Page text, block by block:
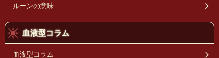
ルーンの意味
血液型コラム
血液型コラム